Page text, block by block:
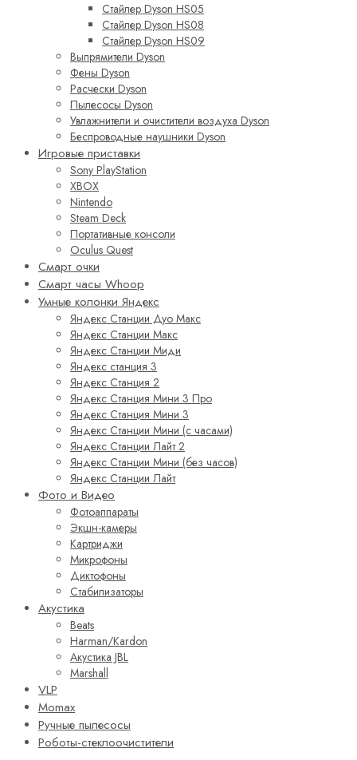
Стайлер Dyson HS05
Стайлер Dyson HS08
Стайлер Dyson HS09
Выпрямители Dyson
Фены Dyson
Расчески Dyson
Пылесосы Dyson
Увлажнители и очистители воздуха Dyson
Беспроводные наушники Dyson
Игровые приставки
Sony PlayStation
XBOX
Nintendo
Steam Deck
Портативные консоли
Oculus Quest
Смарт очки
Смарт часы Whoop
Умные колонки Яндекс
Яндекс Станции Дуо Макс
Яндекс Станции Макс
Яндекс Станции Миди
Яндекс станция 3
Яндекс Станция 2
Яндекс Станция Мини 3 Про
Яндекс Станция Мини 3
Яндекс Станции Мини (с часами)
Яндекс Станции Лайт 2
Яндекс Станции Мини (без часов)
Яндекс Станции Лайт
Фото и Видео
Фотоаппараты
Экшн-камеры
Картриджи
Микрофоны
Диктофоны
Стабилизаторы
Акустика
Beats
Harman/Kardon
Акустика JBL
Marshall
VLP
Momax
Ручные пылесосы
Роботы-стеклоочистители